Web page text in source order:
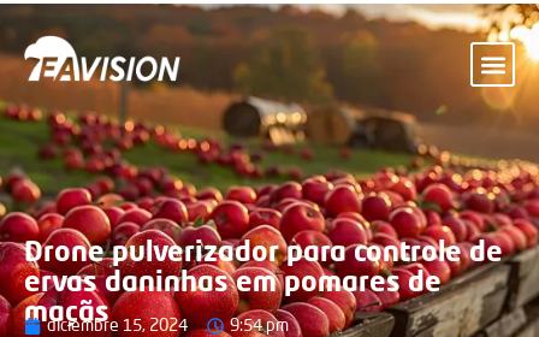
Drone pulverizador para controle de
ervas daninhas em pomares de
maçãs
diciembre 15, 2024 9:54 pm